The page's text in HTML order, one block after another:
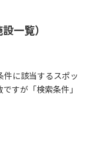
一覧）
に該当するスポッ
すが「検索条件」